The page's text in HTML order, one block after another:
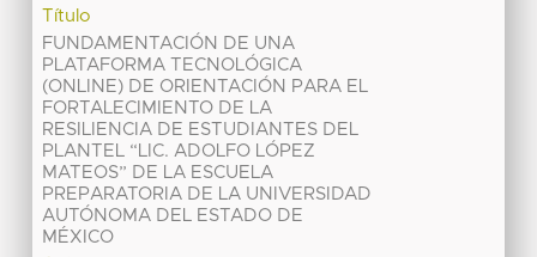
Título
FUNDAMENTACIÓN DE UNA
PLATAFORMA TECNOLÓGICA
(ONLINE) DE ORIENTACIÓN PARA EL
FORTALECIMIENTO DE LA
RESILIENCIA DE ESTUDIANTES DEL
PLANTEL “LIC. ADOLFO LÓPEZ
MATEOS” DE LA ESCUELA
PREPARATORIA DE LA UNIVERSIDAD
AUTÓNOMA DEL ESTADO DE
MÉXICO